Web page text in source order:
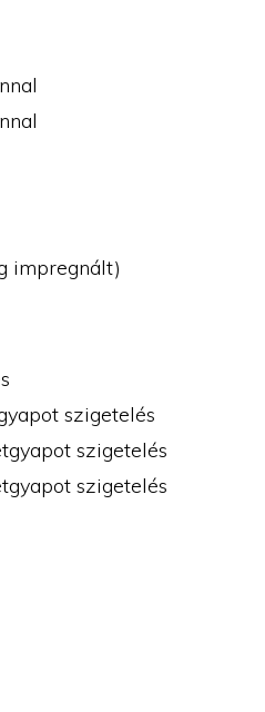
impregnált)
szigetelés
szigetelés
szigetelés